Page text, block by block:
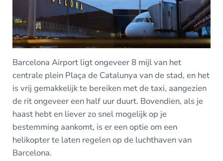
Barcelona Airport ligt ongeveer 8 mijl van het
centrale plein Plaça de Catalunya van de stad, en het
is vrij gemakkelijk te bereiken met de taxi, aangezien
de rit ongeveer een half uur duurt. Bovendien, als je
haast hebt en liever zo snel mogelijk op je
bestemming aankomt, is er een optie om een
helikopter te laten regelen op de luchthaven van
Barcelona.